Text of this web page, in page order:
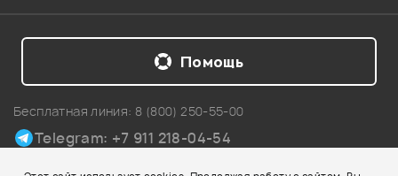
Бесплатная линия: 8 (800) 250-55-00
Telegram: +7 911 218-04-54
Помощь